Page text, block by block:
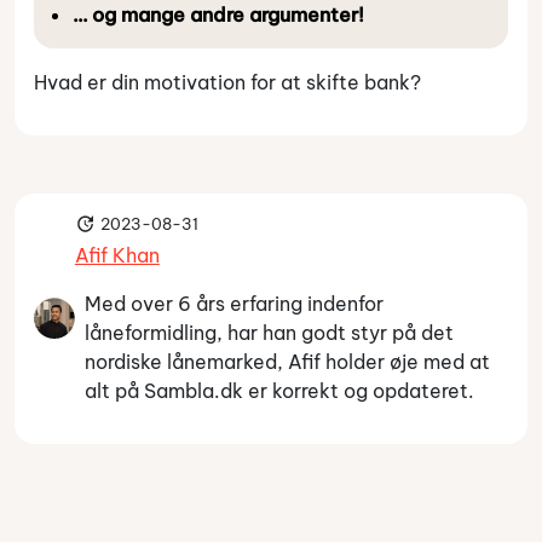
… og mange andre argumenter!
Hvad er din motivation for at skifte bank?
2023-08-31
Afif Khan
Med over 6 års erfaring indenfor
låneformidling, har han godt styr på det
nordiske lånemarked, Afif holder øje med at
alt på Sambla.dk er korrekt og opdateret.